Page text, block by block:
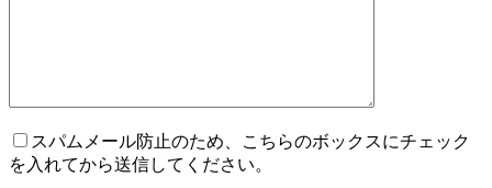
スパムメール防止のため、こちらのボックスにチェック
を入れてから送信してください。